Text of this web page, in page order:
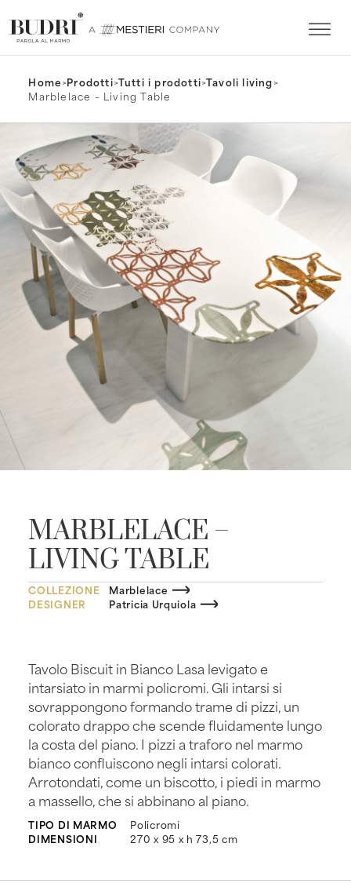
Home>Prodotti>Tutti i prodotti>Tavoli living>
Marblelace – Living Table
MARBLELACE –
LIVING TABLE
COLLEZIONE
Marblelace
DESIGNER
Patricia Urquiola
Tavolo Biscuit in Bianco Lasa levigato e
intarsiato in marmi policromi. Gli intarsi si
sovrappongono formando trame di pizzi, un
colorato drappo che scende fluidamente lungo
la costa del piano. I pizzi a traforo nel marmo
bianco confluiscono negli intarsi colorati.
Arrotondati, come un biscotto, i piedi in marmo
a massello, che si abbinano al piano.
TIPO DI MARMO
Policromi
DIMENSIONI
270 x 95 x h 73,5 cm